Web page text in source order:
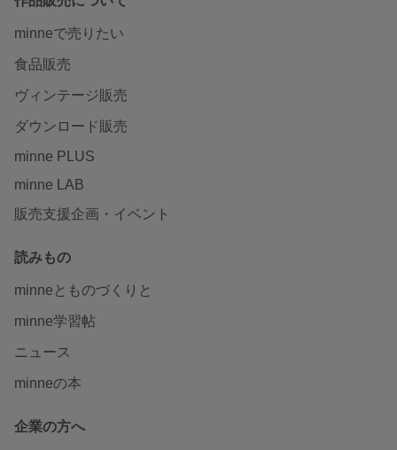
minneで売りたい
食品販売
ヴィンテージ販売
ダウンロード販売
minne PLUS
minne LAB
販売支援企画・イベント
読みもの
minneとものづくりと
minne学習帖
ニュース
minneの本
企業の方へ